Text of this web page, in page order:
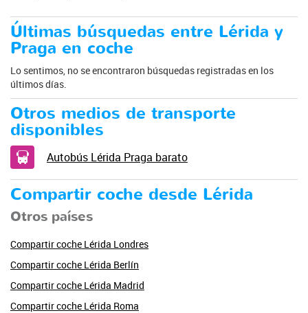
Últimas búsquedas entre Lérida y
Praga en coche
Lo sentimos, no se encontraron búsquedas registradas en los
últimos días.
Otros medios de transporte
disponibles
Autobús Lérida Praga barato
Compartir coche desde Lérida
Otros países
Compartir coche Lérida Londres
Compartir coche Lérida Berlín
Compartir coche Lérida Madrid
Compartir coche Lérida Roma